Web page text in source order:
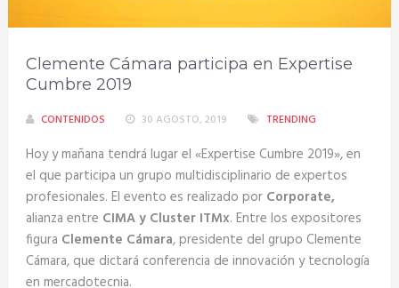
Clemente Cámara participa en Expertise
Cumbre 2019
CONTENIDOS 30 AGOSTO, 2019 TRENDING
Hoy y mañana tendrá lugar el «Expertise Cumbre 2019», en
el que participa un grupo multidisciplinario de expertos
profesionales. El evento es realizado por Corporate,
alianza entre CIMA y Cluster ITMx. Entre los expositores
figura Clemente Cámara, presidente del grupo Clemente
Cámara, que dictará conferencia de innovación y tecnología
en mercadotecnia.